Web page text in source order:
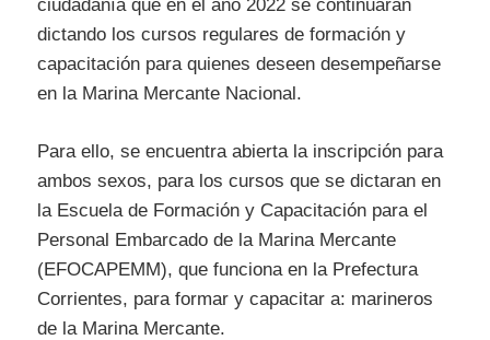
ciudadanía que en el año 2022 se continuarán
dictando los cursos regulares de formación y
capacitación para quienes deseen desempeñarse
en la Marina Mercante Nacional.
Para ello, se encuentra abierta la inscripción para
ambos sexos, para los cursos que se dictaran en
la Escuela de Formación y Capacitación para el
Personal Embarcado de la Marina Mercante
(EFOCAPEMM), que funciona en la Prefectura
Corrientes, para formar y capacitar a: marineros
de la Marina Mercante.